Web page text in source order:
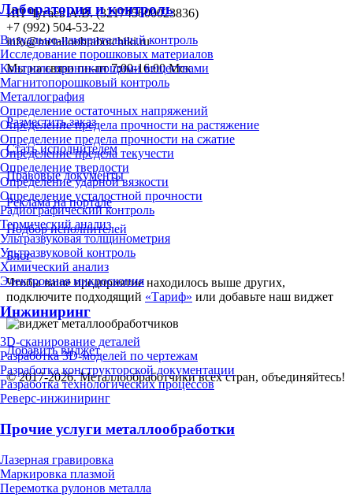
Лаборатория и контроль
Визуально-измерительный контроль
Исследование порошковых материалов
Контроль проникающими веществами
Магнитопорошковый контроль
Металлография
Определение остаточных напряжений
Определение предела прочности на растяжение
Определение предела прочности на сжатие
Определение предела текучести
Определение твердости
Определение ударной вязкости
Определение усталостной прочности
Радиографический контроль
Термический анализ
Ультразвуковая толщинометрия
Ультразвуковой контроль
Химический анализ
Электронная микроскопия
Инжиниринг
3D-сканирование деталей
Разработка 3D-моделей по чертежам
Разработка конструкторской документации
Разработка технологических процессов
Реверс-инжиниринг
Прочие услуги металлообработки
Лазерная гравировка
Маркировка плазмой
Перемотка рулонов металла
ИП Чугаев А.В. (321745600023836)
+7 (992) 504-53-22
info@metalloobrabotchiki.ru
Мы на связи пн-пт 7:00-16:00 Мск
Разместить заказ
Стать исполнителем
Правовые документы
Реклама на портале
Подбор исполнителей
Блог
Чтобы ваше предприятие находилось выше других,
подключите подходящий «Тариф» или добавьте наш виджет
Добавить виджет
© 2017-2026. Металлообработчики всех стран, объединяйтесь!